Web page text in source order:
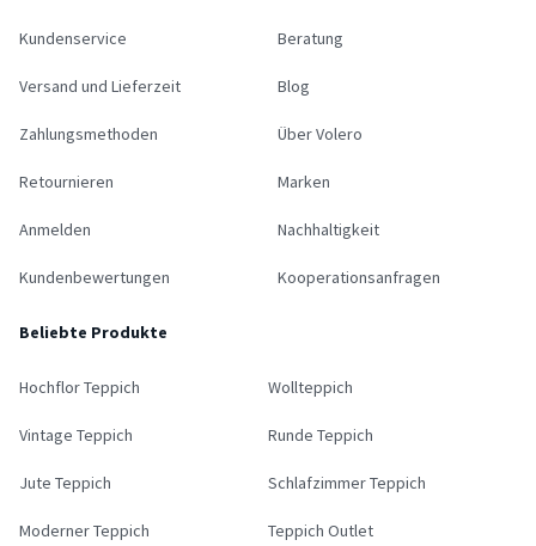
Kundenservice
Versand und Lieferzeit
Zahlungsmethoden
Retournieren
Anmelden
Kundenbewertungen
Beratung
Blog
Über Volero
Marken
Nachhaltigkeit
Kooperationsanfragen
Beliebte Produkte
Hochflor Teppich Wollteppich
Vintage Teppich Runde Teppich
Jute Teppich Schlafzimmer Teppich
Moderner Teppich Teppich Outlet